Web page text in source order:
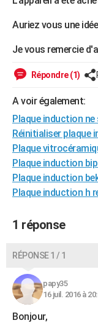
Forum
Aménagement intérieur
Extérieur
Cuisine
Salle de bains
Jardinage
Rangement
Alimentation
Guide de la santé
Maladies
Médicaments
Sommeil
Destinations
City break
Voyage nature
Voyage de noces
Forum
Climat
+
GUIDES D'ACHAT
BONS PLANS
CARTE DE VOEUX
Dictionnaire
Biographies
Citations
Expressions
Proverbes
PROGRAMME TV
COPAINS D'AVANT
S'inscrire
Se connecter
Lycées
Collèges
Primaires
Universités
Entreprises
Service militaire
Avis de recherche
AVIS DE DÉCÈS
Auriez vous une
Je vous remercie
Répondre (1)
A voir également:
Plaque induction
Réinitialiser plaque
Plaque
Plaque induction
Plaque induction
Plaque induction h
1 réponse
RÉPONSE 1 / 1
papy35
16 juil. 2016 à
Bonjour,